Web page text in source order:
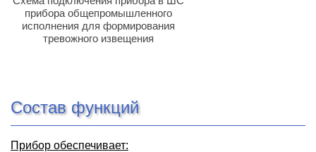
прибора общепромышленного
исполнения для формирования
тревожного извещения
Состав функций
Прибор обеспечивает: